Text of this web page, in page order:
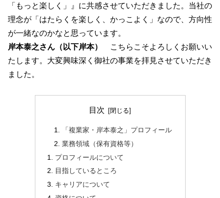
「もっと楽しく」』に共感させていただきました。当社の
理念が「はたらくを楽しく、かっこよく」なので、方向性
が一緒なのかなと思っています。
岸本泰之さん（以下岸本）
こちらこそよろしくお願いい
たします。大変興味深く御社の事業を拝見させていただき
ました。
目次
「複業家・岸本泰之」プロフィール
業務領域（保有資格等）
プロフィールについて
目指しているところ
キャリアについて